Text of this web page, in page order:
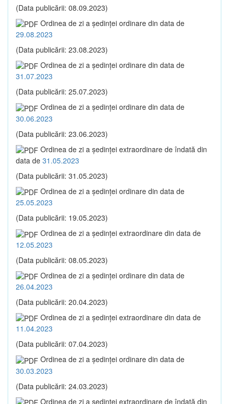
(Data publicării: 08.09.2023)
Ordinea de zi a şedinţei ordinare din data de
29.08.2023
(Data publicării: 23.08.2023)
Ordinea de zi a şedinţei ordinare din data de
31.07.2023
(Data publicării: 25.07.2023)
Ordinea de zi a şedinţei ordinare din data de
30.06.2023
(Data publicării: 23.06.2023)
Ordinea de zi a şedinţei extraordinare de îndată din
data de 31.05.2023
(Data publicării: 31.05.2023)
Ordinea de zi a şedinţei ordinare din data de
25.05.2023
(Data publicării: 19.05.2023)
Ordinea de zi a şedinţei extraordinare din data de
12.05.2023
(Data publicării: 08.05.2023)
Ordinea de zi a şedinţei ordinare din data de
26.04.2023
(Data publicării: 20.04.2023)
Ordinea de zi a şedinţei extraordinare din data de
11.04.2023
(Data publicării: 07.04.2023)
Ordinea de zi a şedinţei ordinare din data de
30.03.2023
(Data publicării: 24.03.2023)
Ordinea de zi a şedinţei extraordinare de îndată din